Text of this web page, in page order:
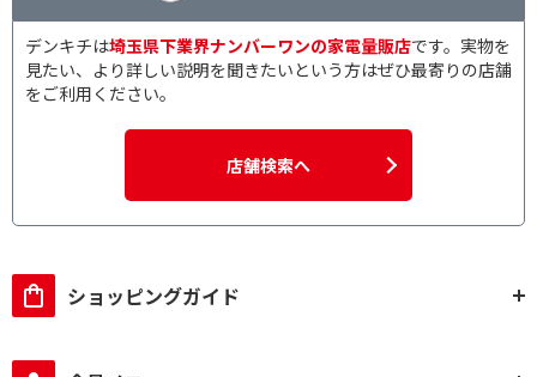
デンキチは埼玉県下業界ナンバーワンの家電量販店です。実物を
見たい、より詳しい説明を聞きたいという方はぜひ最寄りの店舗
をご利用ください。
店舗検索へ
ショッピングガイド